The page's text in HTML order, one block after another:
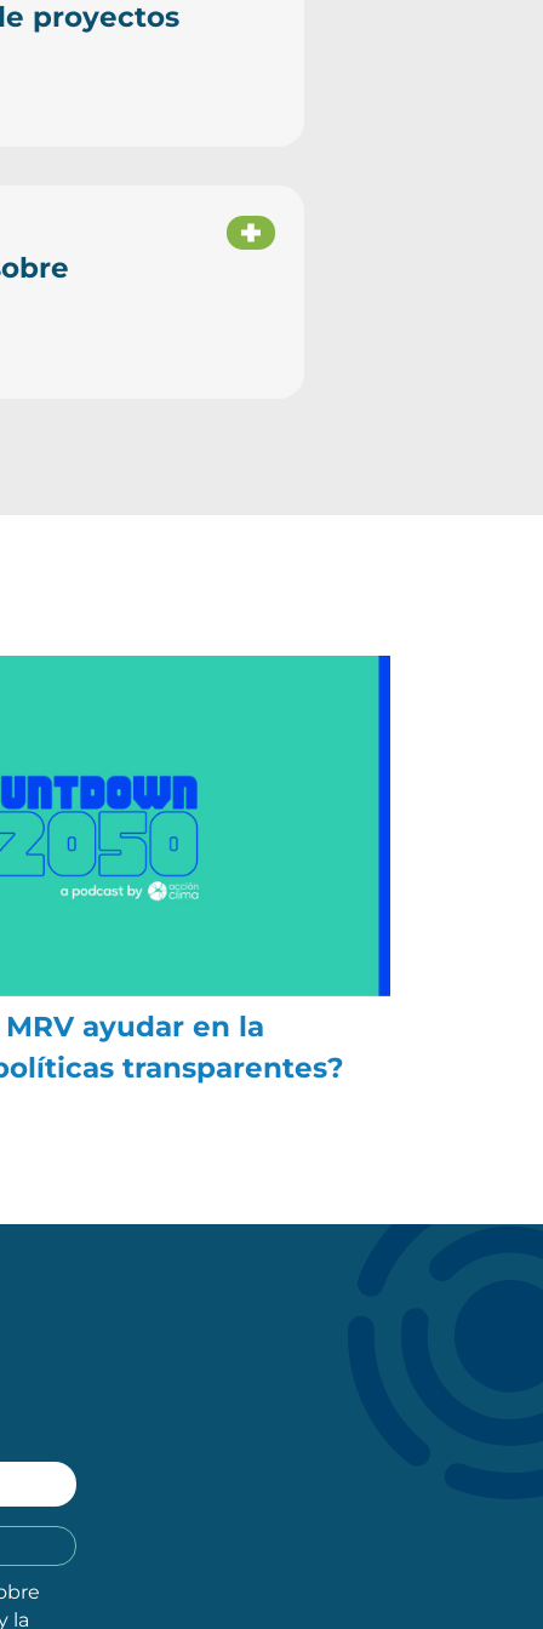
proyectos
ayudar en la
transparentes?
la